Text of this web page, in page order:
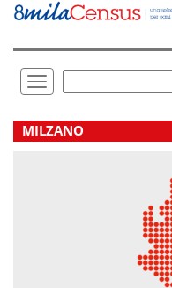
Vai
direttamente
Toggle
navigation
.
MILZANO